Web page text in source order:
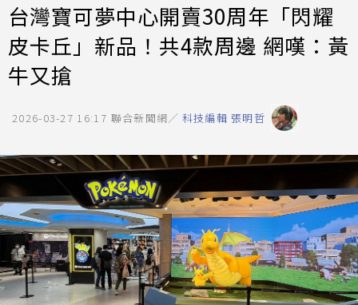
台灣寶可夢中心開賣30周年「閃耀
皮卡丘」新品！共4款周邊 網嘆：黃
牛又搶
2026-03-27 16:17 聯合新聞網／ 科技編輯 張明哲